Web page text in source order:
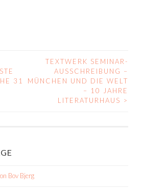
31
TEXTWERK SEMINAR-
AUSSCHREIBUNG –
MÜNCHEN UND DIE WELT
– 10 JAHRE
LITERATURHAUS >
Bov Bjerg